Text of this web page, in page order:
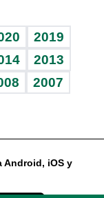
2019
2013
2007
Android, iOS y